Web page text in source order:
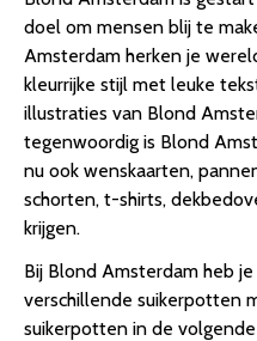
doel om mensen blij te
Amsterdam herken je
kleurrijke stijl met leuke
illustraties van Blond
tegenwoordig is Blond
nu ook wenskaarten,
schorten, t-shirts,
krijgen.
Bij Blond Amsterdam heb
verschillende suikerpotten
suikerpotten in de volgende